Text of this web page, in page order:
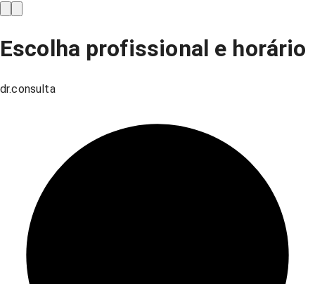
Escolha profissional e horário
dr.consulta